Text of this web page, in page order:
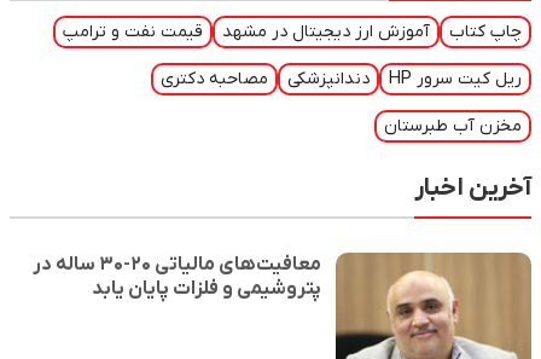
چاپ کتاب آموزش ارز دیجیتال در مشهد قیمت نفت و ترامپ
ریل کیت سرور HP دندانپزشکی مصاحبه دکتری
مخزن آب طبرستان
آخرین اخبار
معافیت‌های مالیاتی ۲۰-۳۰ ساله در
پتروشیمی و فلزات پایان یابد